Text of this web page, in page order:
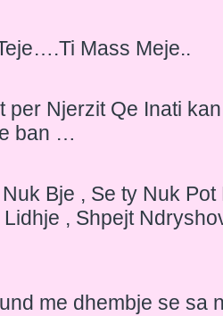
Mass Meje..­
per Njerzit Qe Inati
ban …
Bje , Se ty Nuk
, Shpejt
me dhembje se